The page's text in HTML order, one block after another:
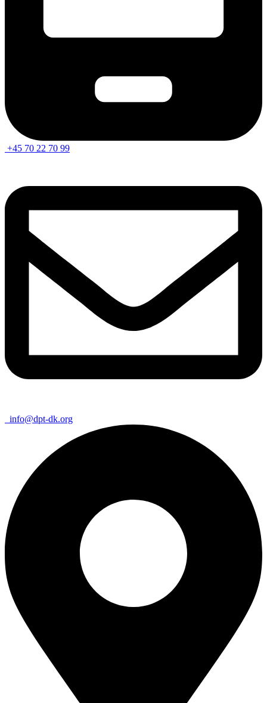
+45 70 22 70 99
info@dpt-dk.org